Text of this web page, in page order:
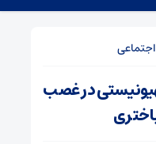
در غصب